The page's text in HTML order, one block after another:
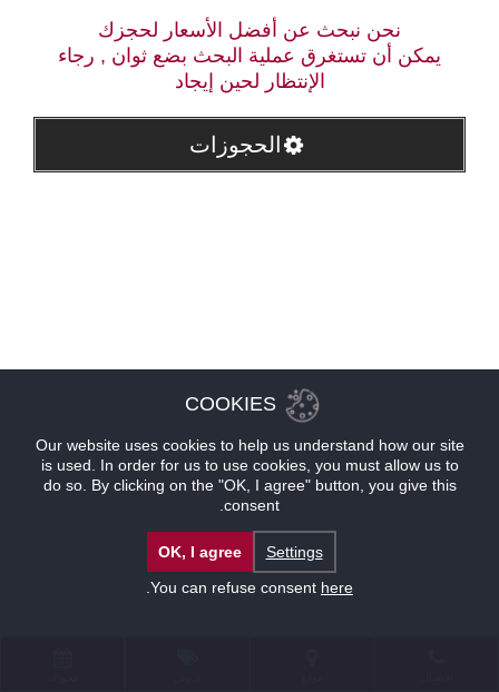
نحن نبحث عن أفضل الأسعار لحجزك
يمكن أن تستغرق عملية البحث بضع ثوان , رجاء
الإنتظار لحين إيجاد
الحجوزات
COOKIES
Our website uses cookies to help us understand how our site
is used. In order for us to use cookies, you must allow us to
do so. By clicking on the "OK, I agree" button, you give this
consent.
Settings
OK, I agree
You can refuse consent here
.